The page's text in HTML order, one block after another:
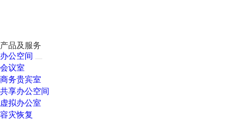
产品及服务
办公空间
会议室
商务贵宾室
共享办公空间
虚拟办公室
容灾恢复